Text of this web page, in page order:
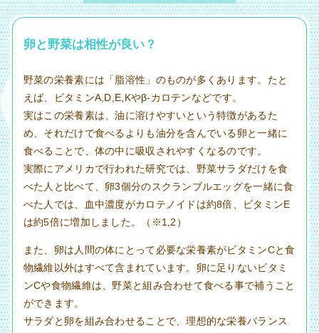
卵と野菜は相性が良い？
野菜の栄養素には「脂溶性」のものが多くあります。たと
えば、ビタミンA,D,E,Kやβ-カロテンなどです。
実はこの栄養素は、油に溶けやすいという特徴があるた
め、それだけで食べるよりも油分を含んでいる卵と一緒に
食べることで、体の中に吸収されやすくなるのです。
実際にアメリカで行われた研究では、野菜サラダだけを食
べた人と比べて、卵3個分のスクランブルエッグを一緒に食
べた人では、血中濃度がカロテノイドは約8倍、ビタミンE
は約5倍に増加しました。（※1,2）
また、卵は人間の体にとって必要な栄養素がビタミンCと食
物繊維以外はすべて含まれています。卵に足りないビタミ
ンCや食物繊維は、野菜と組み合わせて食べる事で補うこと
ができます。
サラダと卵を組み合わせることで、理想的な栄養バランス